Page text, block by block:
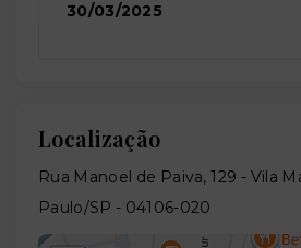
30/03/2025
Localização
Rua Manoel de Paiva, 129 - Vila
Paulo/SP - 04106-020